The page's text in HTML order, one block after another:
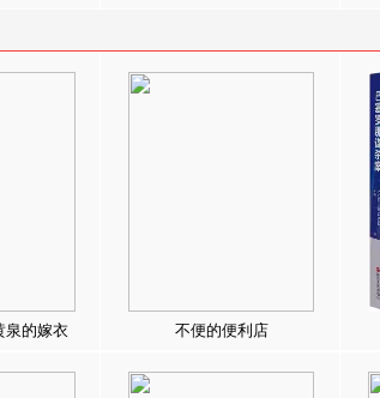
泉的嫁衣 不便的便利店